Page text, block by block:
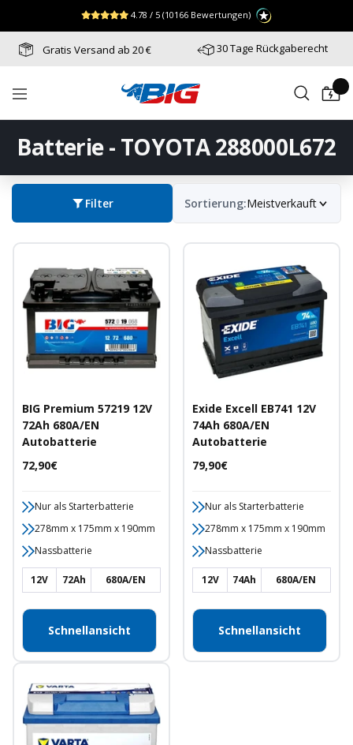
Zum Menü springen
Fußzeile springen
Barrierefreiheits-Widget öffnen
Inhalt
4.78 / 5 (10166 Bewertungen)
Gratis Versand ab 20 € 30 Tage Rückgaberecht
Navigation
Batterie-
Batterie - TOYOTA 288000L672
Filter Sortierung:Meistverkauft
BIG Premium 57219 12V
72Ah 680A/EN
Autobatterie
Angebotspreis
72,90€
Nur als Starterbatterie
278mm x 175mm x 190mm
Nassbatterie
12V 72Ah 680A/EN
Schnellansicht
Exide Excell EB741 12V
74Ah 680A/EN
Autobatterie
Angebotspreis
79,90€
Nur als Starterbatterie
278mm x 175mm x 190mm
Nassbatterie
12V 74Ah 680A/EN
Schnellansicht